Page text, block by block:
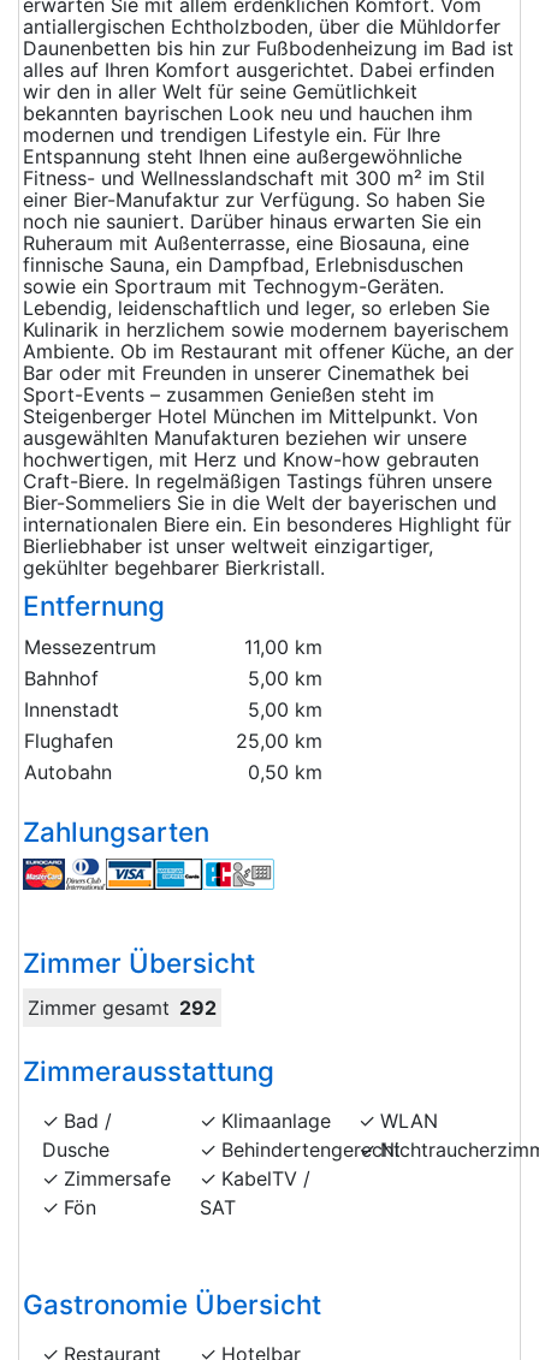
erwarten Sie mit allem erdenklichen Komfort. Vom
antiallergischen Echtholzboden, über die Mühldorfer
Daunenbetten bis hin zur Fußbodenheizung im Bad ist
alles auf Ihren Komfort ausgerichtet. Dabei erfinden
wir den in aller Welt für seine Gemütlichkeit
bekannten bayrischen Look neu und hauchen ihm
modernen und trendigen Lifestyle ein. Für Ihre
Entspannung steht Ihnen eine außergewöhnliche
Fitness- und Wellnesslandschaft mit 300 m² im Stil
einer Bier-Manufaktur zur Verfügung. So haben Sie
noch nie sauniert. Darüber hinaus erwarten Sie ein
Ruheraum mit Außenterrasse, eine Biosauna, eine
finnische Sauna, ein Dampfbad, Erlebnisduschen
sowie ein Sportraum mit Technogym-Geräten.
Lebendig, leidenschaftlich und leger, so erleben Sie
Kulinarik in herzlichem sowie modernem bayerischem
Ambiente. Ob im Restaurant mit offener Küche, an der
Bar oder mit Freunden in unserer Cinemathek bei
Sport-Events – zusammen Genießen steht im
Steigenberger Hotel München im Mittelpunkt. Von
ausgewählten Manufakturen beziehen wir unsere
hochwertigen, mit Herz und Know-how gebrauten
Craft-Biere. In regelmäßigen Tastings führen unsere
Bier-Sommeliers Sie in die Welt der bayerischen und
internationalen Biere ein. Ein besonderes Highlight für
Bierliebhaber ist unser weltweit einzigartiger,
gekühlter begehbarer Bierkristall.
Entfernung
Messezentrum
11,00 km
Bahnhof
5,00 km
Innenstadt
5,00 km
Flughafen
25,00 km
Autobahn
0,50 km
Zahlungsarten
Zimmer Übersicht
Zimmer gesamt 292
Zimmerausstattung
Bad /
Dusche
Zimmersafe
Fön
Klimaanlage
Behindertengerecht
KabelTV /
SAT
WLAN
Gastronomie Übersicht
Restaurant Hotelbar